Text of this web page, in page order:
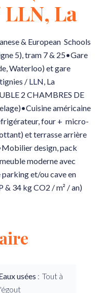
La
& European Schools
5), tram 7 & 25•Gare
Waterloo) et gare
/ LLN, La
2 CHAMBRES DE
américaine
four + micro-
et terrasse arrière
design, pack
moderne avec
et/ou cave en
& 34 kg CO2 / m² / an)
usées
Tout à